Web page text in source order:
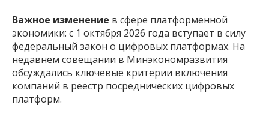
Важное изменение в сфере платформенной
экономики: с 1 октября 2026 года вступает в силу
федеральный закон о цифровых платформах. На
недавнем совещании в Минэкономразвития
обсуждались ключевые критерии включения
компаний в реестр посреднических цифровых
платформ.